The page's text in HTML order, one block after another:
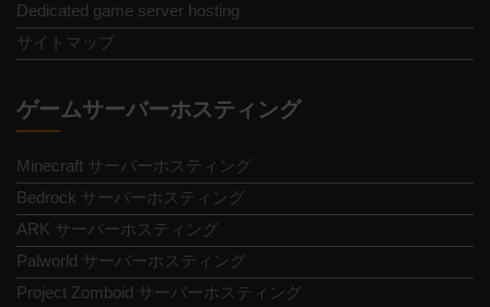
Dedicated game server hosting
サイトマップ
ゲームサーバーホスティング
Minecraft サーバーホスティング
Bedrock サーバーホスティング
ARK サーバーホスティング
Palworld サーバーホスティング
Project Zomboid サーバーホスティング